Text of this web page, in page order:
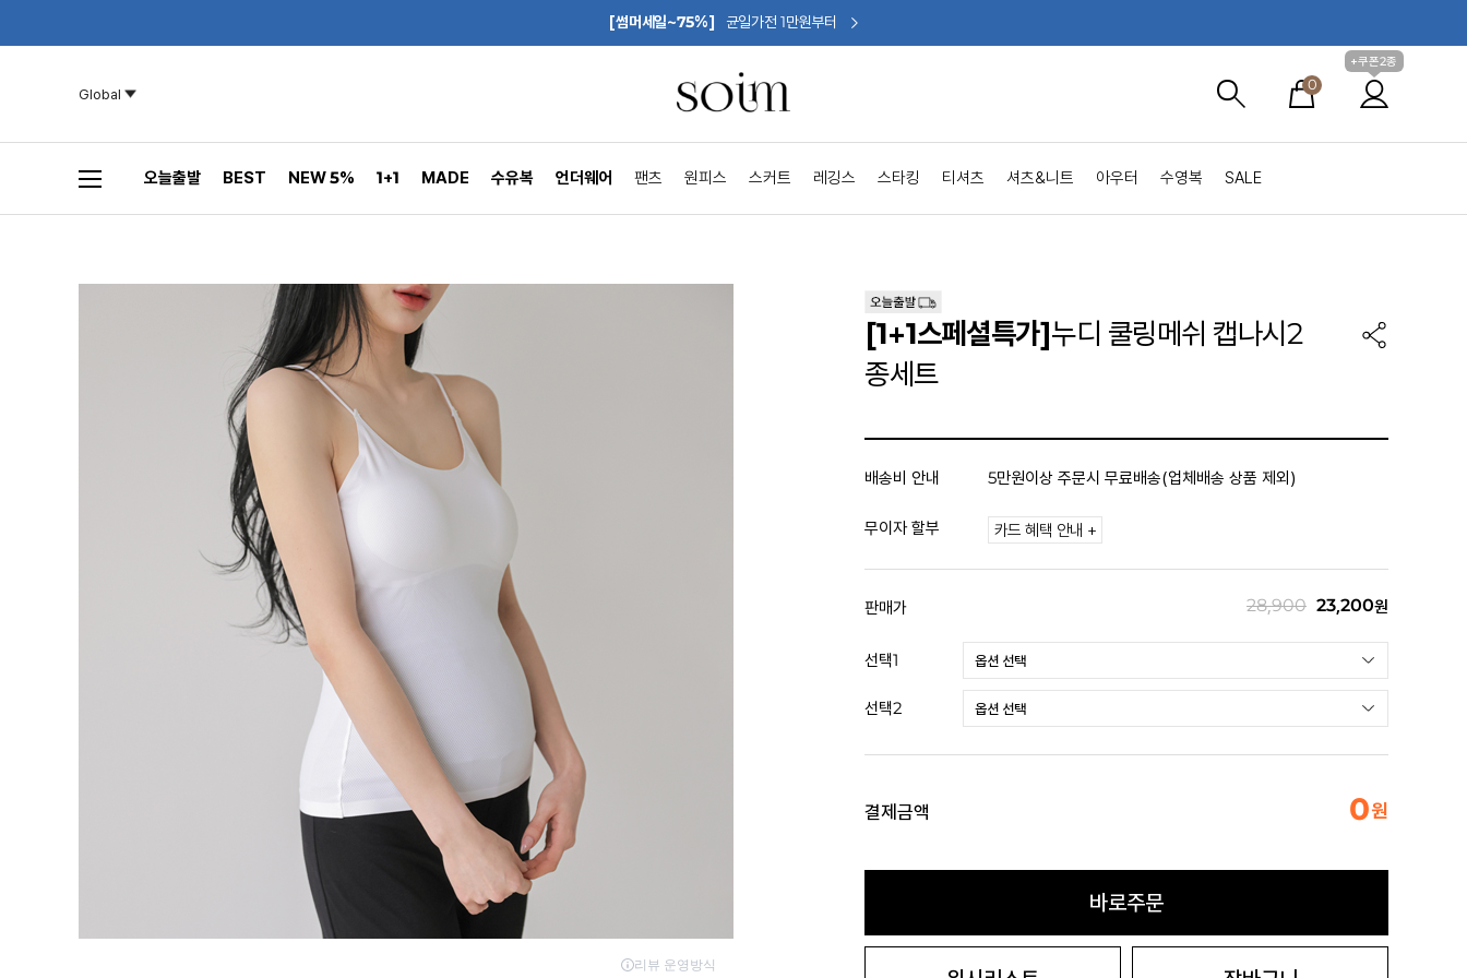
[썸머세일~75%] 균일가전 1만원부터
Global
0
+쿠폰2종
오늘출발 BEST NEW 5% 1+1 MADE 수유복 언더웨어 팬츠 원피스 스커트 레깅스 스타킹 티셔츠 셔츠&니트 아우터 수영복 SALE
[1+1스페셜특가]누디 쿨링메쉬 캡나시2
종세트
배송비 안내 5만원이상 주문시 무료배송(업체배송 상품 제외)
무이자 할부 카드 혜택 안내 +
판매가 28,900 23,200원
선택1
선택2
결제금액 0원
바로주문